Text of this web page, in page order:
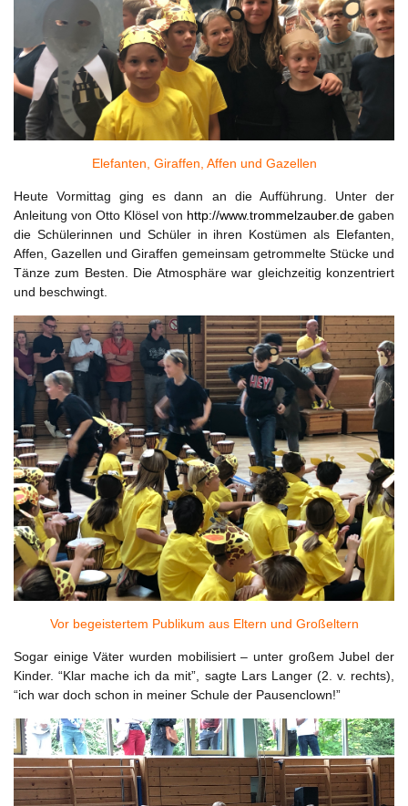
Elefanten, Giraffen, Affen und Gazellen
Heute Vormittag ging es dann an die Aufführung. Unter der
Anleitung von Otto Klösel von http://www.trommelzauber.de gaben
die Schülerinnen und Schüler in ihren Kostümen als Elefanten,
Affen, Gazellen und Giraffen gemeinsam getrommelte Stücke und
Tänze zum Besten. Die Atmosphäre war gleichzeitig konzentriert
und beschwingt.
Vor begeistertem Publikum aus Eltern und Großeltern
Sogar einige Väter wurden mobilisiert – unter großem Jubel der
Kinder. “Klar mache ich da mit”, sagte Lars Langer (2. v. rechts),
“ich war doch schon in meiner Schule der Pausenclown!”